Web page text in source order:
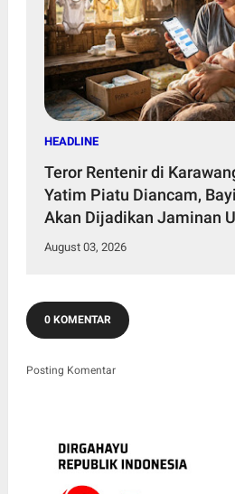
HEADLINE
Teror Rentenir di
Yatim Piatu Diancam,
Akan Dijadikan Jaminan
August 03, 2026
0 KOMENTAR
Posting Komentar